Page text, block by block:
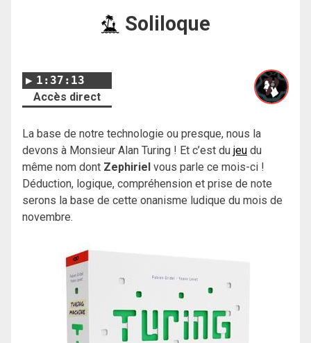
Soliloque
1:37:13
Accès direct
La base de notre technologie ou presque, nous la
devons à Monsieur Alan Turing ! Et c’est du jeu du
même nom dont Zephiriel vous parle ce mois-ci !
Déduction, logique, compréhension et prise de note
serons la base de cette onanisme ludique du mois de
novembre.